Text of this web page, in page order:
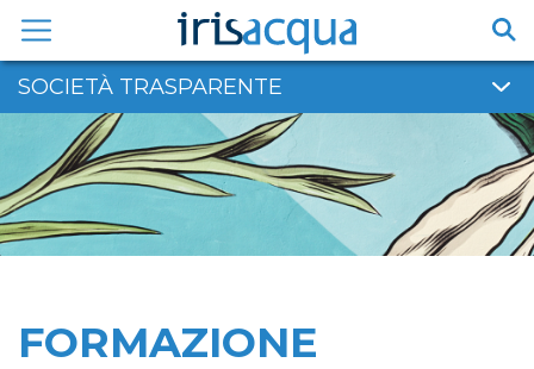
contenuto
SOCIETÀ TRASPARENTE
FORMAZIONE